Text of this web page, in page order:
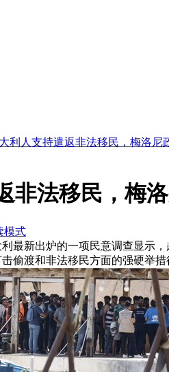
利人支持遣返非法移民，梅洛尼
非法移民，梅
模式
最新出炉的一项民意调查显示
偷渡和非法移民方面的强硬举措